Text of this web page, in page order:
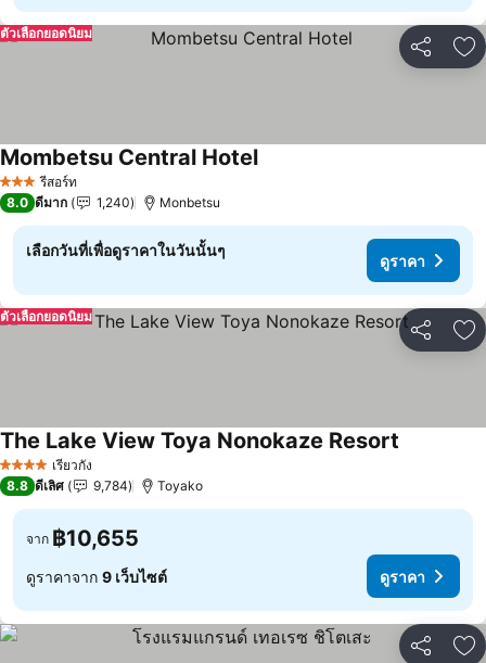
แชร์ เ
ตัวเลือกยอดนิยม
3 ดาว รีสอร์ท
Mombetsu Central Hotelดูราคา
8.0 ดีมาก 1,240 Monbetsu
เลือกวันที่เพื่อดูราคาในวันนั้นๆ
ดูราคา
แชร์ เ
ตัวเลือกยอดนิยม
4 ดาว เรียวกัง
The Lake View Toya Nonokaze Resort
8.8 ดีเลิศ 9,784 Toyako
จาก ฿10,655
ดูราคาจาก 9 เว็บไซต์ ดูราคา
แชร์ เ